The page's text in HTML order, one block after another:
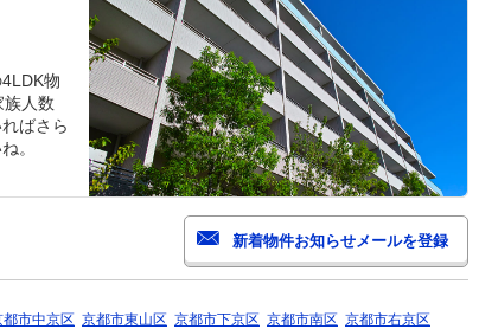
物
人数
ばさら
。
都市中京区 京都市東山区 京都市下京区 京都市南区 京都市右京区